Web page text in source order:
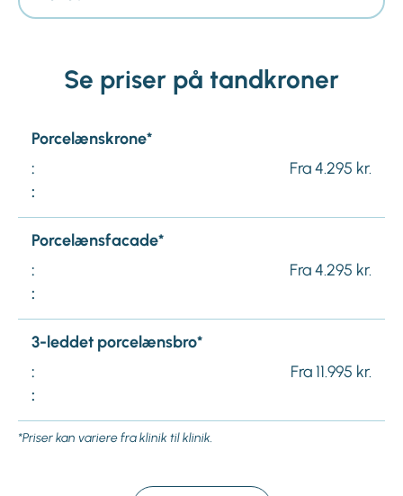
Se priser på tandkroner
Porcelænskrone*
:
Fra 4.295 kr.
:
Porcelænsfacade*
:
Fra 4.295 kr.
:
3-leddet porcelænsbro*
:
Fra 11.995 kr.
:
*Priser kan variere fra klinik til klinik.